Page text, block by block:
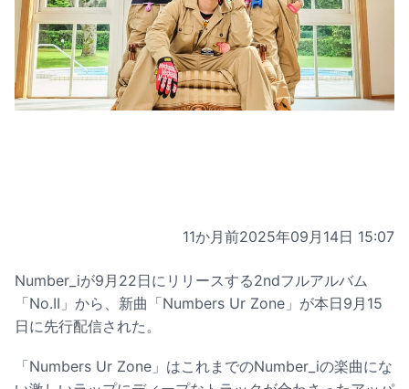
11か月前2025年09月14日 15:07
Number_iが9月22日にリリースする2ndフルアルバム
「No.II」から、新曲「Numbers Ur Zone」が本日9月15
日に先行配信された。
「Numbers Ur Zone」はこれまでのNumber_iの楽曲にな